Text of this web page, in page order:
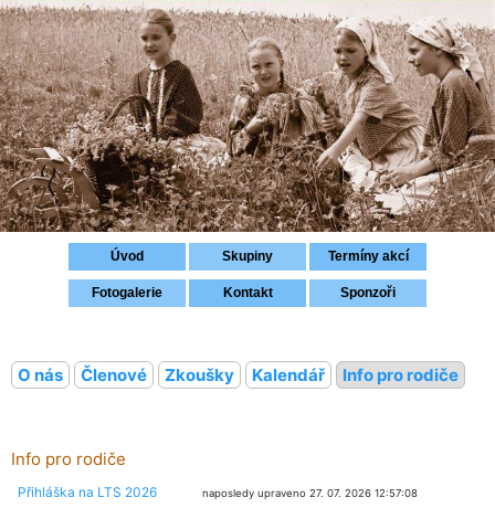
Přihlášení
Úvod Skupiny Termíny akcí
Fotogalerie Kontakt Sponzoři
O nás Členové Zkoušky Kalendář Info pro rodiče
Info pro rodiče
Přihláška na LTS 2026 naposledy upraveno 27. 07. 2026 12:57:08